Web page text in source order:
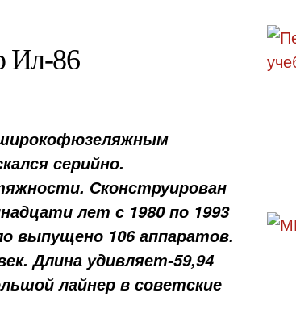
Ил-86
серийно.
Сконструирован
лет с 1980 по 1993
выпущено 106 аппаратов.
Длина удивляет-59,94
лайнер в советские